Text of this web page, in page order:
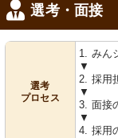
選考・面接
選考
プロセス
1. みん
▼
2. 採用
▼
3. 面接
▼
4. 採用